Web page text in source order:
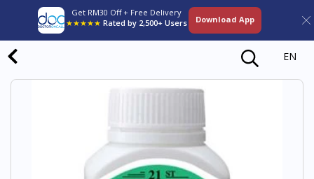
Get RM30 Off + Free Delivery
★★★★★ Rated by 2,500+ Users Download App
EN